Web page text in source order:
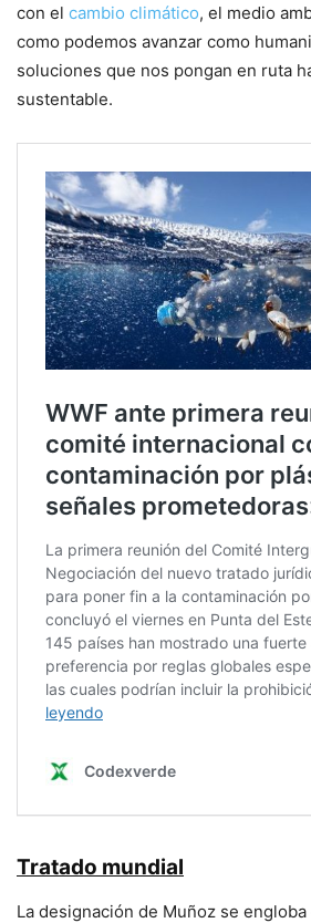
con el cambio climático, el medio
como podemos avanzar como
soluciones que nos pongan en ruta
sustentable.
Tratado mundial
La designación de Muñoz se